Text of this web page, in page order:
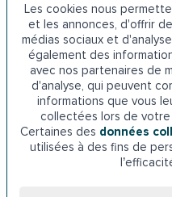
Les cookies nous
et les annonces, d'offrir
médias sociaux et
également des
avec nos partenaires de
d'analyse, qui peuvent
informations que vous
collectées lors de
Certaines des données
utilisées à des fins de
Publié le 01/01/70
Peut-on installer